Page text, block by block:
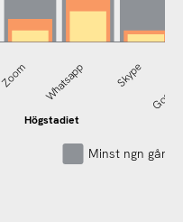
Högstadiet
Zoom Whatsapp Skype
Minst ngn gång